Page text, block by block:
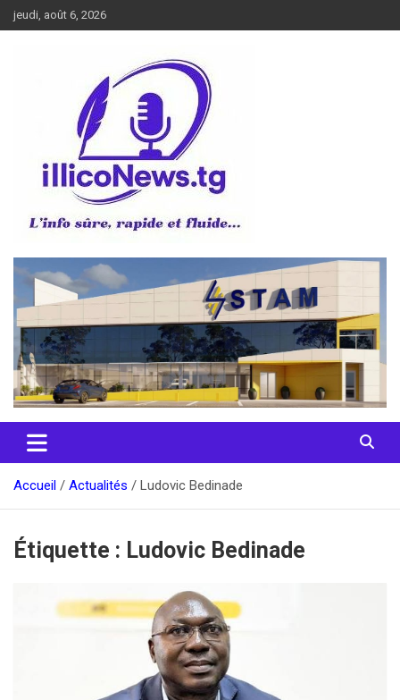
Aller
au
jeudi, août 6, 2026
illiconews
Accueil Actualités Ludovic Bedinade
Étiquette : Ludovic Bedinade